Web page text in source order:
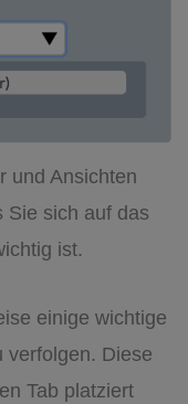
und Ansichten
Sie sich auf das
ist.
einige wichtige
verfolgen. Diese
Tab platziert